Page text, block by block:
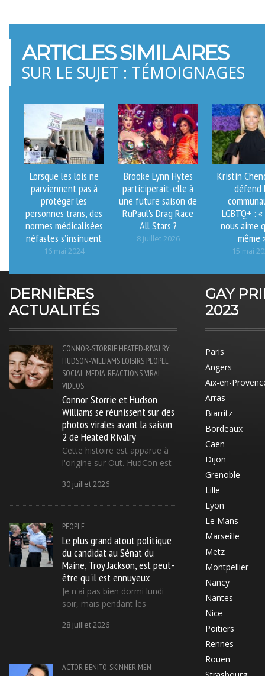
ARTICLES SIMILAIRES
SUR LE SUJET : TÉMOIGNAGES
Lorsque les lois ne
parviennent pas à
protéger les
personnes trans, des
normes médicalisées
néfastes s’insinuent
16 mai 2024
Brooke Lynn Hytes
participerait-elle à
une future saison de
RuPaul's Drag Race
All Stars ?
8 juillet 2026
Kristin
défend
LGBTQ+ :
nous aime
même
15 mai
DERNIÈRES
ACTUALITÉS
CONNOR-STORRIE HEATED-RIVALRY
HUDSON-WILLIAMS LOISIRS PEOPLE
SOCIAL-MEDIA-REACTIONSVIRAL-
VIDEOS
Connor Storrie et Hudson
Williams se réunissent sur des
photos virales avant la saison
2 de Heated Rivalry
Cette histoire est apparue à
l'origine sur Out. HudCon est
30 juillet 2026
PEOPLE
Le plus grand atout politique
du candidat au Sénat du
Maine, Troy Jackson, est peut-
être qu'il est ennuyeux
Je n'ai pas bien dormi lundi
soir, mais pendant les
28 juillet 2026
ACTOR BENITO-SKINNER MEN
GAY
2023
Paris
Angers
Aix-en-
Arras
Biarritz
Bordeaux
Caen
Dijon
Grenoble
Lille
Lyon
Le Mans
Marseille
Metz
Montpellier
Nancy
Nantes
Nice
Poitiers
Rennes
Rouen